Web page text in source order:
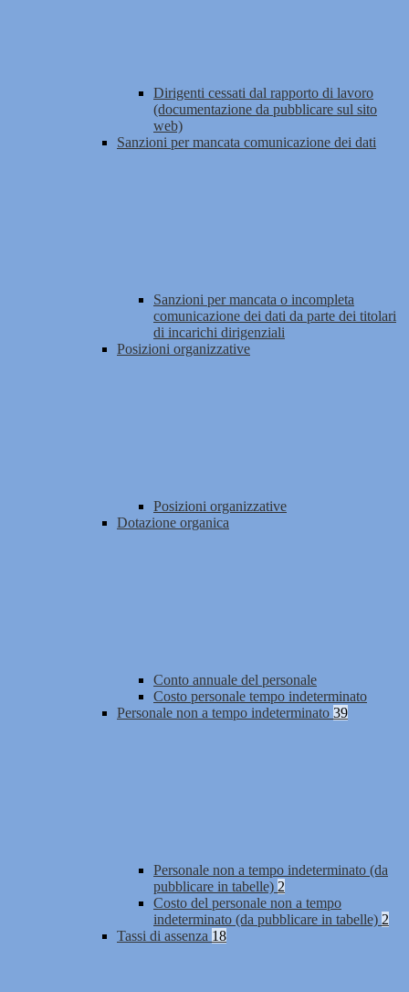
Dirigenti cessati dal rapporto di lavoro
(documentazione da pubblicare sul sito
web)
Sanzioni per mancata comunicazione dei dati
Sanzioni per mancata o incompleta
comunicazione dei dati da parte dei titolari
di incarichi dirigenziali
Posizioni organizzative
Posizioni organizzative
Dotazione organica
Conto annuale del personale
Costo personale tempo indeterminato
Personale non a tempo indeterminato 39
Personale non a tempo indeterminato (da
pubblicare in tabelle) 2
Costo del personale non a tempo
indeterminato (da pubblicare in tabelle) 2
Tassi di assenza 18